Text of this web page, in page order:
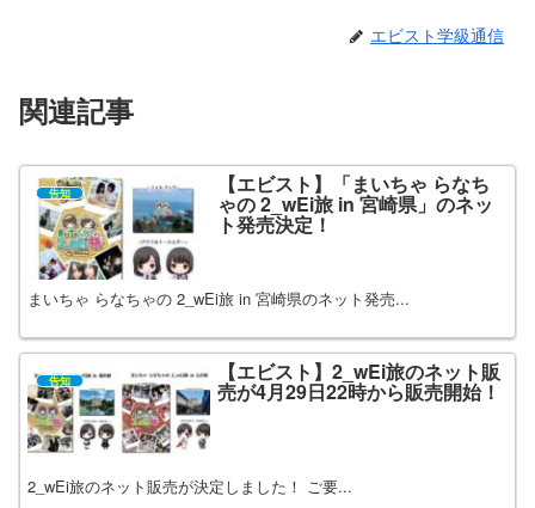
エビスト学級通信
関連記事
告知 【エビスト】「まいちゃ らなち
ゃの 2_wEi旅 in 宮崎県」のネッ
ト発売決定！
まいちゃ らなちゃの 2_wEi旅 in 宮崎県のネット発売...
告知 【エビスト】2_wEi旅のネット販
売が4月29日22時から販売開始！
2_wEi旅のネット販売が決定しました！ ご要...